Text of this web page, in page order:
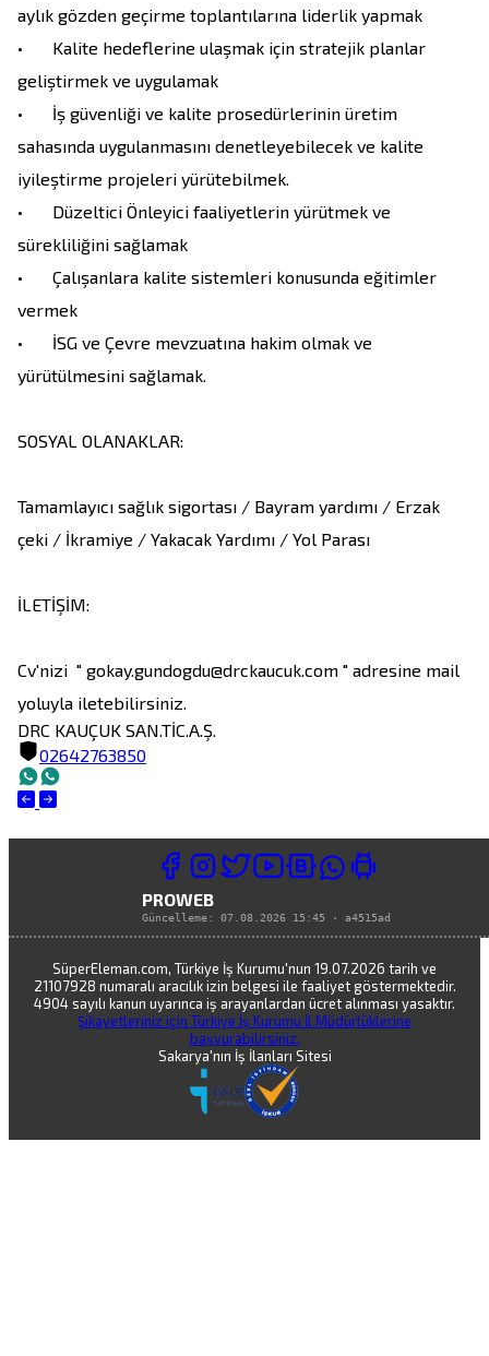
aylık gözden geçirme toplantılarına liderlik yapmak
•	Kalite hedeflerine ulaşmak için stratejik planlar
geliştirmek ve uygulamak
•	İş güvenliği ve kalite prosedürlerinin üretim
sahasında uygulanmasını denetleyebilecek ve kalite
iyileştirme projeleri yürütebilmek.
•	Düzeltici Önleyici faaliyetlerin yürütmek ve
sürekliliğini sağlamak
•	Çalışanlara kalite sistemleri konusunda eğitimler
vermek
•	İSG ve Çevre mevzuatına hakim olmak ve
yürütülmesini sağlamak.
SOSYAL OLANAKLAR:
Tamamlayıcı sağlık sigortası / Bayram yardımı / Erzak
çeki / İkramiye / Yakacak Yardımı / Yol Parası
İLETİŞİM:
Cv'nizi  " gokay.gundogdu@drckaucuk.com " adresine mail
DRC KAUÇUK SAN.TİC.A.Ş.
02642763850
PROWEB
Güncelleme: 07.08.2026 15:45 · a4515ad
SüperEleman.com, Türkiye İş Kurumu'nun 19.07.2026 tarih ve
21107928 numaralı aracılık izin belgesi ile faaliyet göstermektedir.
4904 sayılı kanun uyarınca iş arayanlardan ücret alınması yasaktır.
Şikayetleriniz için Türkiye İş Kurumu İl Müdürlüklerine
başvurabilirsiniz.
Sakarya'nın İş İlanları Sitesi